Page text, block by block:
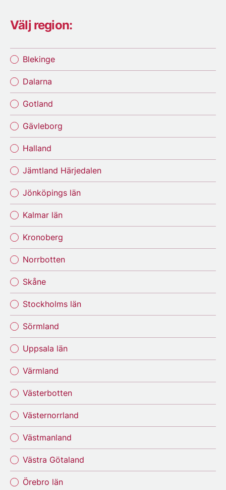
Välj region:
Blekinge
Dalarna
Gotland
Gävleborg
Halland
Jämtland Härjedalen
Jönköpings län
Kalmar län
Kronoberg
Norrbotten
Skåne
Stockholms län
Sörmland
Uppsala län
Värmland
Västerbotten
Västernorrland
Västmanland
Västra Götaland
Örebro län